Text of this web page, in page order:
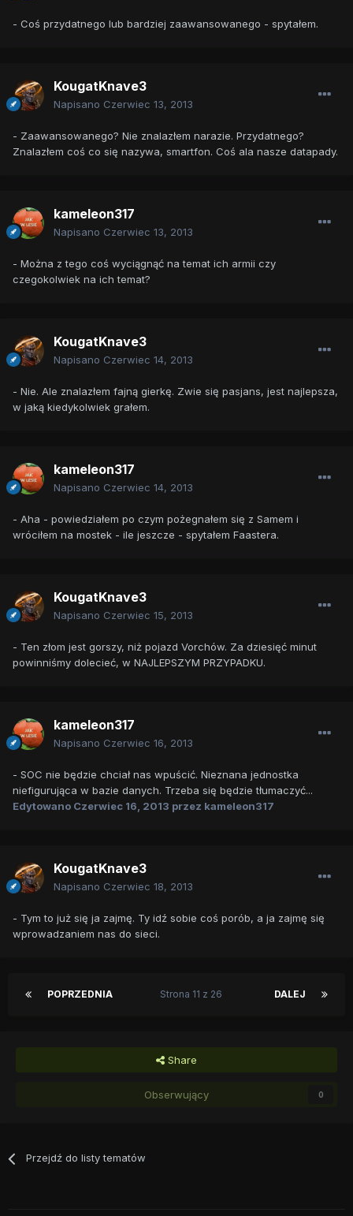
- Coś przydatnego lub bardziej zaawansowanego - spytałem.
KougatKnave3
Napisano Czerwiec 13, 2013
- Zaawansowanego? Nie znalazłem narazie. Przydatnego?
Znalazłem coś co się nazywa, smartfon. Coś ala nasze datapady.
kameleon317
Napisano Czerwiec 13, 2013
- Można z tego coś wyciągnąć na temat ich armii czy
czegokolwiek na ich temat?
KougatKnave3
Napisano Czerwiec 14, 2013
- Nie. Ale znalazłem fajną gierkę. Zwie się pasjans, jest najlepsza,
w jaką kiedykolwiek grałem.
kameleon317
Napisano Czerwiec 14, 2013
- Aha - powiedziałem po czym pożegnałem się z Samem i
wróciłem na mostek - ile jeszcze - spytałem Faastera.
KougatKnave3
Napisano Czerwiec 15, 2013
- Ten złom jest gorszy, niż pojazd Vorchów. Za dziesięć minut
powinniśmy dolecieć, w NAJLEPSZYM PRZYPADKU.
kameleon317
Napisano Czerwiec 16, 2013
- SOC nie będzie chciał nas wpuścić. Nieznana jednostka
niefigurująca w bazie danych. Trzeba się będzie tłumaczyć...
Edytowano Czerwiec 16, 2013 przez kameleon317
KougatKnave3
Napisano Czerwiec 18, 2013
- Tym to już się ja zajmę. Ty idź sobie coś porób, a ja zajmę się
wprowadzaniem nas do sieci.
POPRZEDNIA DALEJ
Strona 11 z 26
Share
Obserwujący 0
Przejdź do listy tematów